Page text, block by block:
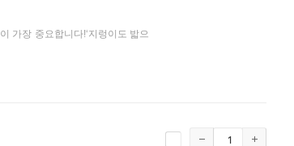
가장 중요합니다!‘지렁이도 밟으